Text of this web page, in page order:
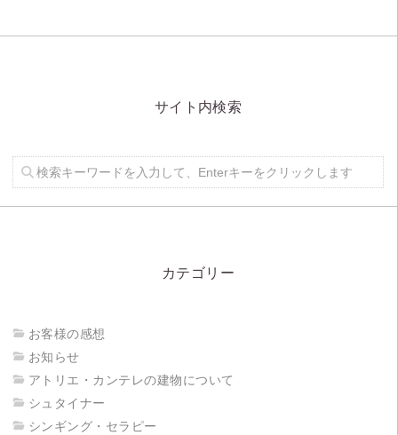
サイト内検索
カテゴリー
お客様の感想
お知らせ
アトリエ・カンテレの建物について
シュタイナー
シンギング・セラピー